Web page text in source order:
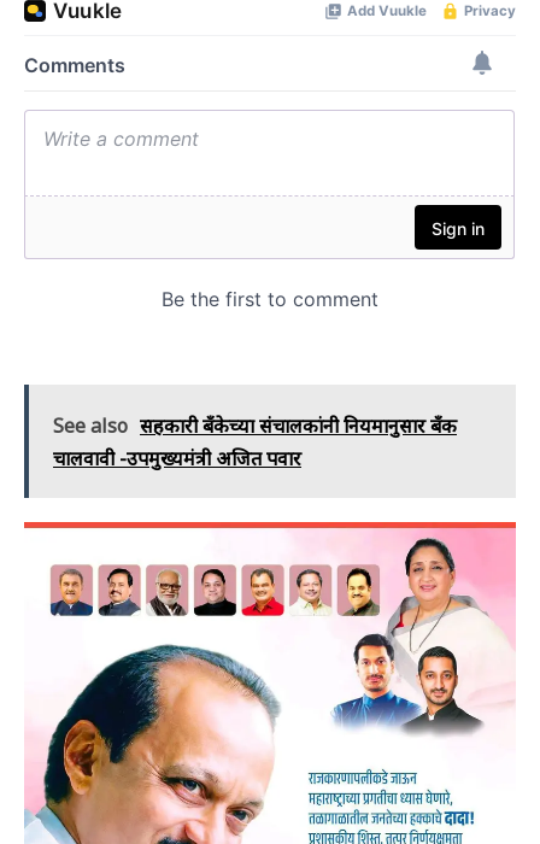
See also सहकारी बँकेच्या संचालकांनी नियमानुसार बँक
चालवावी -उपमुख्यमंत्री अजित पवार